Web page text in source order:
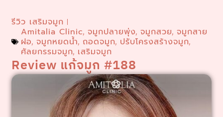
รีวิว เสริมจมูก
Amitalia Clinic,จมูกปลายพุ่ง,จมูกสวย,จมูกสาย
ฝอ,จมูกหยดน้ำ, ถอดจมูก, ปรับโครงสร้างจมูก,
ศัลยกรรมจมูก, เสริมจมูก
Review แก้จมูก #188